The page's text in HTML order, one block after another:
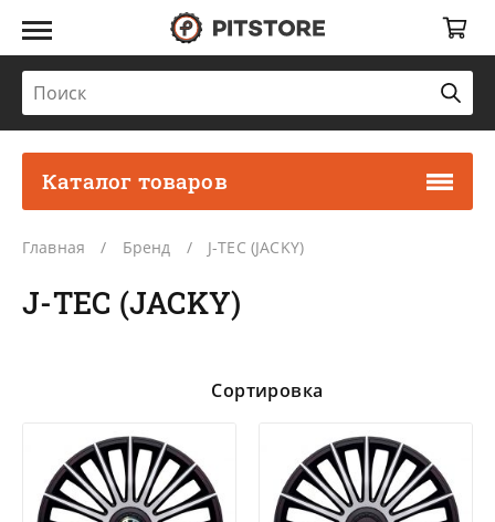
Каталог товаров
Главная Бренд J-TEC (JACKY)
J-TEC (JACKY)
Сортировка